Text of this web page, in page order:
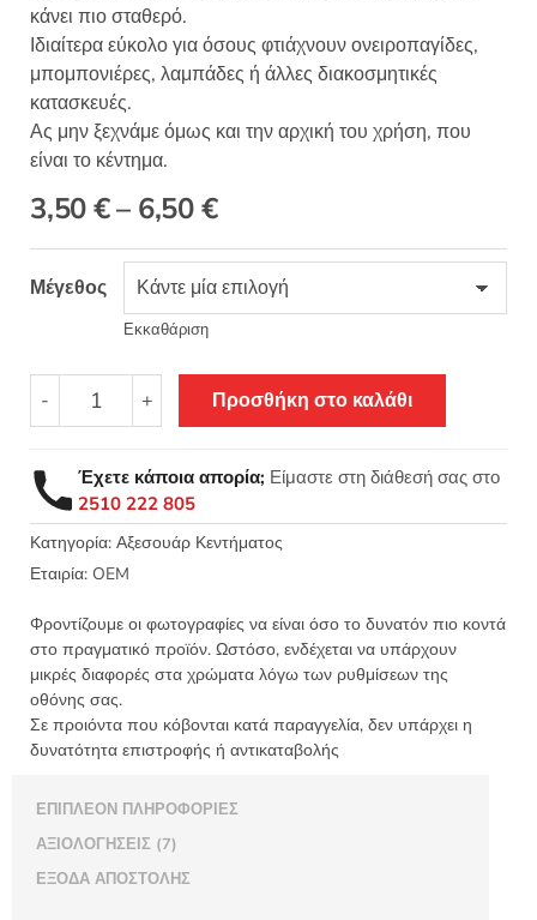
κάνει πιο σταθερό.
Ιδιαίτερα εύκολο για όσους φτιάχνουν ονειροπαγίδες,
μπομπονιέρες, λαμπάδες ή άλλες διακοσμητικές
κατασκευές.
Ας μην ξεχνάμε όμως και την αρχική του χρήση, που
είναι το κέντημα.
3,50€– 6,50€Price
range:
3,50 €
6,50 €
Μέγεθος
Εκκαθάριση
-
Τελάρο
κεντήματος
bamboo
με
βίδα
ποσότητα
+ Προσθήκη στο καλάθι
Έχετε κάποια απορία; Είμαστε στη διάθεσή σας στο
2510 222 805
Κατηγορία: Αξεσουάρ Κεντήματος
Εταιρία: OEM
Φροντίζουμε οι φωτογραφίες να είναι όσο το δυνατόν πιο κοντά
στο πραγματικό προϊόν. Ωστόσο, ενδέχεται να υπάρχουν
μικρές διαφορές στα χρώματα λόγω των ρυθμίσεων της
οθόνης σας.
Σε προιόντα που κόβονται κατά παραγγελία, δεν υπάρχει η
δυνατότητα επιστροφής ή αντικαταβολής
ΕΠΙΠΛΈΟΝ ΠΛΗΡΟΦΟΡΊΕΣ
ΑΞΙΟΛΟΓΉΣΕΙΣ (7)
ΈΞΟΔΑ ΑΠΟΣΤΟΛΉΣ